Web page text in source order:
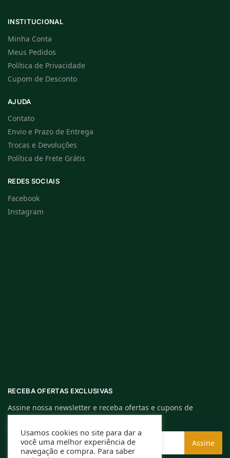
INSTITUCIONAL
Minha Conta
Meus Pedidos
Política de Privacidade
Cupom de Desconto
AJUDA
Contato
Envio e Prazo de Entrega
Trocas e Devoluções
Política de Frete Grátis
REDES SOCIAIS
Facebook
Instagram
RECEBA OFERTAS EXCLUSIVAS
Assine nossa newsletter e receba ofertas e cupons de
descontos exclusivos.
Usamos cookies no site para dar a
você uma melhor experiência de
navegação e compra. Para saber